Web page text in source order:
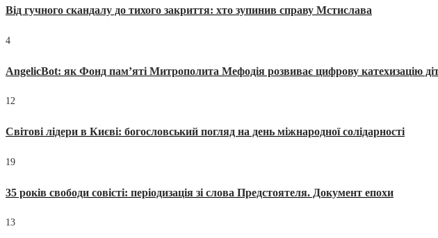
Від гучного скандалу до тихого закриття: хто зупинив справу Мстислава
4
AngelicBot: як Фонд пам’яті Митрополита Мефодія розвиває цифрову катехизацію
12
Світові лідери в Києві: богословський погляд на день міжнародної солідарності
19
35 років свободи совісті: періодизація зі слова Предстоятеля. Документ епохи
13